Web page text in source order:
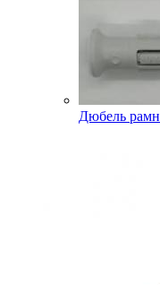
Дюбель